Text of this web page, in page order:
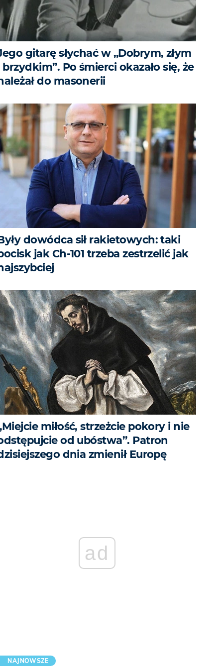
gitarę słychać w „Dobrym, złym
brzydkim”. Po śmierci okazało się, że
do masonerii
dowódca sił rakietowych: taki
jak Ch-101 trzeba zestrzelić jak
miłość, strzeżcie pokory i nie
od ubóstwa”. Patron
dnia zmienił Europę
ad
NAJNOWSZE